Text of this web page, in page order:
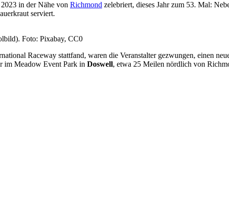
in der Nähe von Richmond zelebriert, dieses Jahr zum 53. Mal:
serviert.
Foto: Pixabay, CC0
Raceway stattfand, waren die Veranstalter gezwungen, einen
im Meadow Event Park in Doswell, etwa 25 Meilen nördlich von